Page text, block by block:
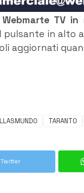
TV
pulsante in alto
aggiornati
TARANTO
Twitter